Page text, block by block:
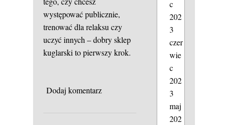
występować publicznie,
trenować dla relaksu czy
uczyć innych – dobry sklep
kuglarski to pierwszy krok.
Dodaj komentarz
c
202
3
czer
wie
c
202
3
maj
202